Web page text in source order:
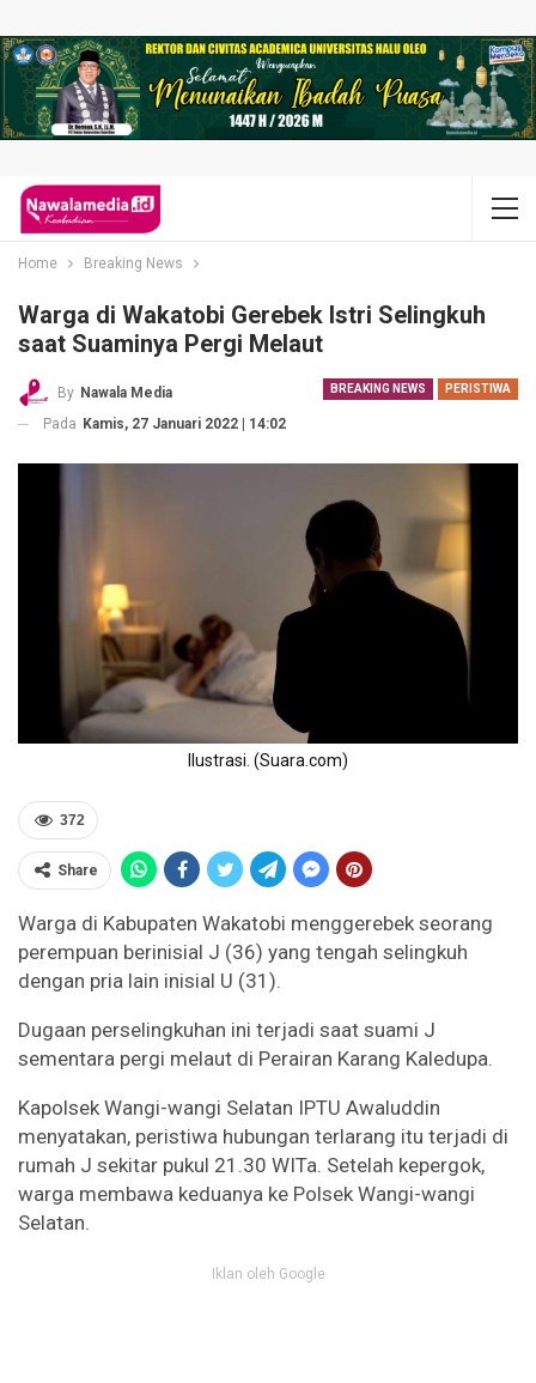
Home Breaking News
Warga di Wakatobi Gerebek Istri Selingkuh
saat Suaminya Pergi Melaut
BREAKING NEWS PERISTIWA
By Nawala Media
Pada Kamis, 27 Januari 2022 | 14:02
Ilustrasi. (Suara.com)
372
Share
Warga di Kabupaten Wakatobi menggerebek seorang
perempuan berinisial J (36) yang tengah selingkuh
dengan pria lain inisial U (31).
Dugaan perselingkuhan ini terjadi saat suami J
sementara pergi melaut di Perairan Karang Kaledupa.
Kapolsek Wangi-wangi Selatan IPTU Awaluddin
menyatakan, peristiwa hubungan terlarang itu terjadi di
rumah J sekitar pukul 21.30 WITa. Setelah kepergok,
warga membawa keduanya ke Polsek Wangi-wangi
Selatan.
Iklan oleh Google